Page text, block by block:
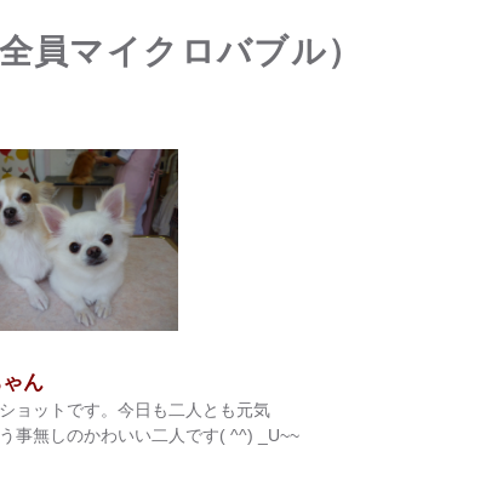
員マイクロバブル）
ん
ョットです。今日も二人とも元気
事無しのかわいい二人です( ^^) _U~~